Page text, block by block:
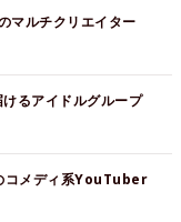
マルチクリエイター
るアイドルグループ
コメディ系YouTuber